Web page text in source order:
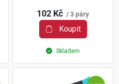
102 Kč / 3 páry
Koupit
Skladem